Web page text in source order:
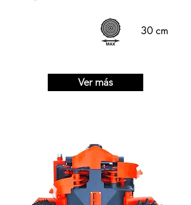
30 cm
Ver más